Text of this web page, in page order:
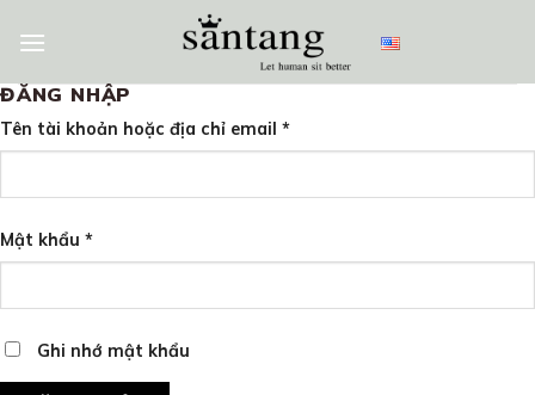
ĐĂNG NHẬP
Tên tài khoản hoặc địa chỉ email *
Mật khẩu *
Ghi nhớ mật khẩu